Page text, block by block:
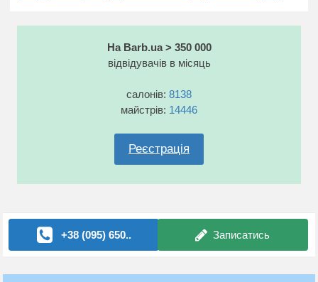
На Barb.ua > 350 000
відвідувачів в місяць
салонів: 8138
майстрів: 14446
Реєстрація
+38 (095) 650.. Записатись